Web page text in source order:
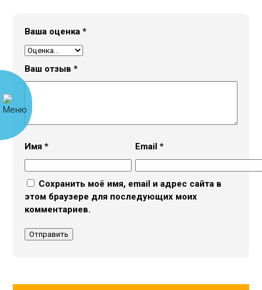
Ваша оценка*
Ваш отзыв*
Имя* Email*
Сохранить моё имя, email и адрес сайта в
этом браузере для последующих моих
комментариев.